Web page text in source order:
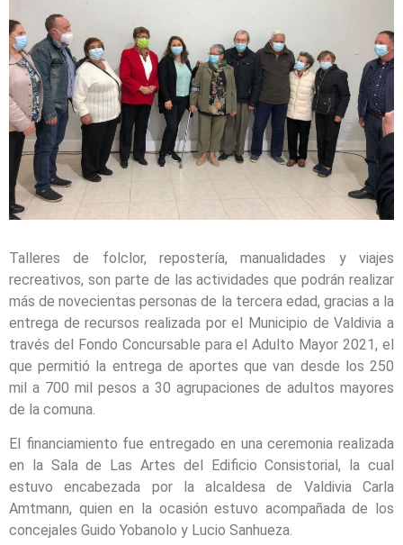
Talleres de folclor, repostería, manualidades y viajes
recreativos, son parte de las actividades que podrán realizar
más de novecientas personas de la tercera edad, gracias a la
entrega de recursos realizada por el Municipio de Valdivia a
través del Fondo Concursable para el Adulto Mayor 2021, el
que permitió la entrega de aportes que van desde los 250
mil a 700 mil pesos a 30 agrupaciones de adultos mayores
de la comuna.
El financiamiento fue entregado en una ceremonia realizada
en la Sala de Las Artes del Edificio Consistorial, la cual
estuvo encabezada por la alcaldesa de Valdivia Carla
Amtmann, quien en la ocasión estuvo acompañada de los
concejales Guido Yobanolo y Lucio Sanhueza.